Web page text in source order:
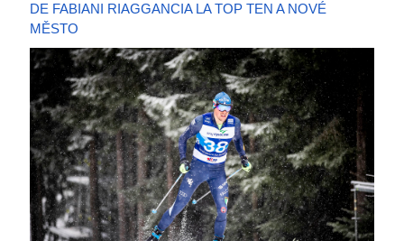
DE FABIANI RIAGGANCIA LA TOP TEN A NOVÉ
MĚSTO